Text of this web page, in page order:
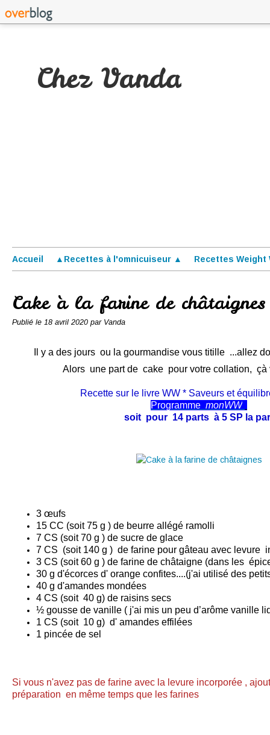
Chez Vanda
Accueil ▲Recettes à l'omnicuiseur ▲ Recettes Weight
Cake à la farine de châtaignes
Publié le 18 avril 2020 par Vanda
Il y a des jours ou la gourmandise vous titille ...allez
Alors une part de cake pour votre collation, çà
Recette sur le livre WW * Saveurs et
Programme monWW
soit pour 14 parts à 5 SP la
3 œufs
15 CC (soit 75 g ) de beurre allégé ramolli
7 CS (soit 70 g ) de sucre de glace
7 CS (soit 140 g ) de farine pour gâteau avec levure
3 CS (soit 60 g ) de farine de châtaigne (dans les
30 g d'écorces d' orange confites....(j'ai utilisé des
40 g d'amandes mondées
4 CS (soit 40 g) de raisins secs
½ gousse de vanille ( j'ai mis un peu d’arôme vanille
1 CS (soit 10 g) d' amandes effilées
1 pincée de sel
Si vous n'avez pas de farine avec la levure incorporée ,
préparation en même temps que les farines